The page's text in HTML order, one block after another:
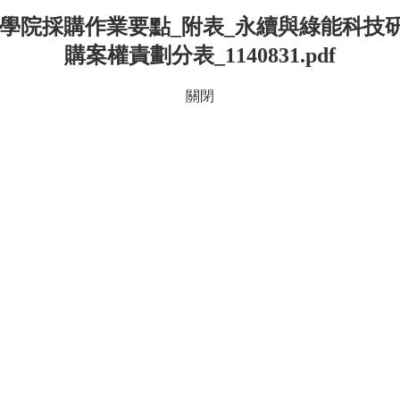
院採購作業要點_附表_永續與綠能科技
購案權責劃分表_1140831.pdf
關閉